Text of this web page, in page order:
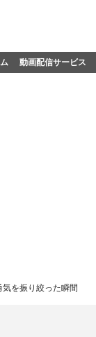
動画配信サービス
気を振り絞った瞬間